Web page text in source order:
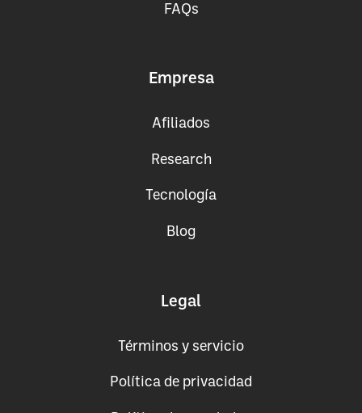
FAQs
Empresa
Afiliados
Research
Tecnología
Blog
Legal
Términos y servicio
Política de privacidad